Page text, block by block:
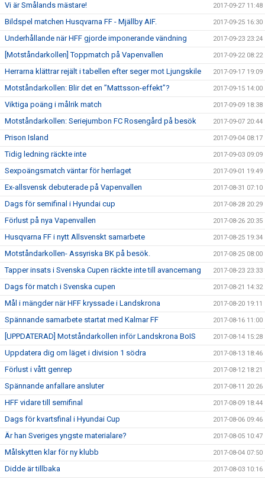
Vi är Smålands mästare! 2017-09-27 11:48
Bildspel matchen Husqvarna FF - Mjällby AIF. 2017-09-25 16:30
Underhållande när HFF gjorde imponerande vändning 2017-09-23 23:24
[Motståndarkollen] Toppmatch på Vapenvallen 2017-09-22 08:22
Herrarna klättrar rejält i tabellen efter seger mot Ljungskile 2017-09-17 19:09
Motståndarkollen: Blir det en ”Mattsson-effekt”? 2017-09-15 14:00
Viktiga poäng i målrik match 2017-09-09 18:38
Motståndarkollen: Seriejumbon FC Rosengård på besök 2017-09-07 20:44
Prison Island 2017-09-04 08:17
Tidig ledning räckte inte 2017-09-03 09:09
Sexpoängsmatch väntar för herrlaget 2017-09-01 19:49
Ex-allsvensk debuterade på Vapenvallen 2017-08-31 07:10
Dags för semifinal i Hyundai cup 2017-08-28 20:29
Förlust på nya Vapenvallen 2017-08-26 20:35
Husqvarna FF i nytt Allsvenskt samarbete 2017-08-25 19:34
Motståndarkollen- Assyriska BK på besök. 2017-08-25 08:00
Tapper insats i Svenska Cupen räckte inte till avancemang 2017-08-23 23:33
Dags för match i Svenska cupen 2017-08-21 14:32
Mål i mängder när HFF kryssade i Landskrona 2017-08-20 19:11
Spännande samarbete startat med Kalmar FF 2017-08-16 11:00
[UPPDATERAD] Motståndarkollen inför Landskrona BoIS 2017-08-14 15:28
Uppdatera dig om läget i division 1 södra 2017-08-13 18:46
Förlust i vått genrep 2017-08-12 18:21
Spännande anfallare ansluter 2017-08-11 20:26
HFF vidare till semifinal 2017-08-09 18:44
Dags för kvartsfinal i Hyundai Cup 2017-08-06 09:46
Är han Sveriges yngste materialare? 2017-08-05 10:47
Målskytten klar för ny klubb 2017-08-04 07:50
Didde är tillbaka 2017-08-03 10:16